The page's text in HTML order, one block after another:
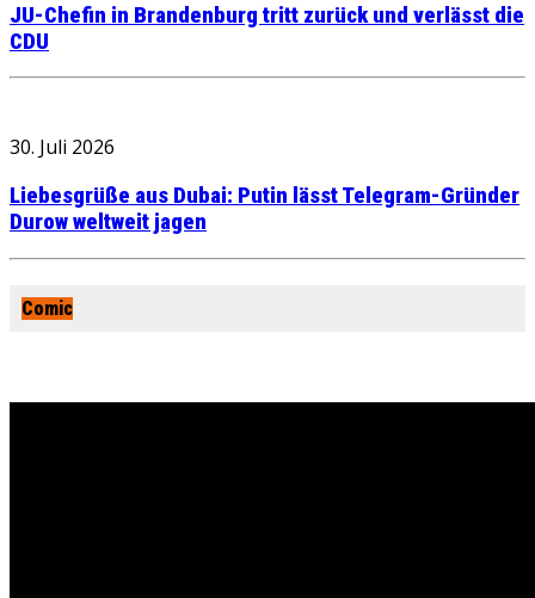
JU-Chefin in Brandenburg tritt zurück und verlässt die
CDU
30. Juli 2026
Liebesgrüße aus Dubai: Putin lässt Telegram-Gründer
Durow weltweit jagen
Comic